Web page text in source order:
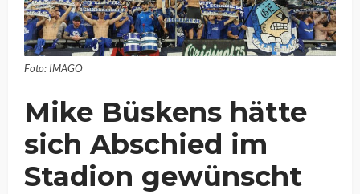
Foto: IMAGO
Mike Büskens hätte
sich Abschied im
Stadion gewünscht